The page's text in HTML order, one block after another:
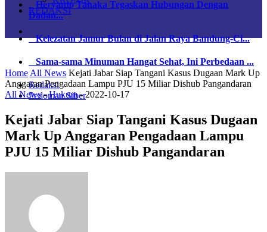
Kelezatan Jamur Bulan di Jalan Raya Bandung-Ci...
Sama-sama Minuman Hangat Sehat, Ini Perbedaan ...
Redaksi
Pedoman Siber
REDAKSI
Home All News Kejati Jabar Siap Tangani Kasus Dugaan Mark Up
Anggaran Pengadaan Lampu PJU 15 Miliar Dishub Pangandaran
All News-Hukum-2022-10-17
Kejati Jabar Siap Tangani Kasus Dugaan
Mark Up Anggaran Pengadaan Lampu
PJU 15 Miliar Dishub Pangandaran